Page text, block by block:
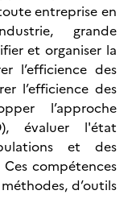
entreprise en
grande
et organiser la
l’efficience des
l’efficience des
l’approche
évaluer l'état
et des
compétences
d’outils